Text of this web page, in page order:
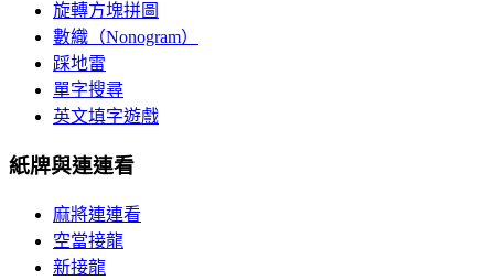
旋轉方塊拼圖
數織（Nonogram）
踩地雷
單字搜尋
英文填字遊戲
紙牌與連連看
麻將連連看
空當接龍
新接龍